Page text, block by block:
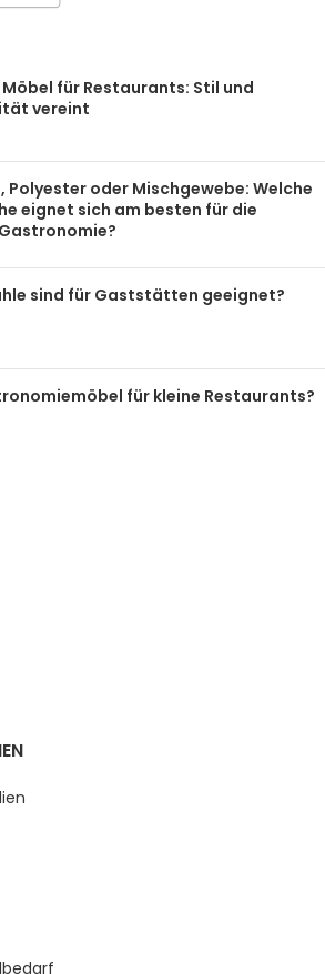
für Restaurants: Stil und
vereint
Polyester oder Mischgewebe: Welche
eignet sich am besten für die
sind für Gaststätten geeignet?
für kleine Restaurants?